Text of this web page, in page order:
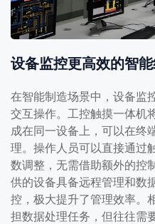
设备监控更高效的智
在智能制造场景中，设备监
交互操作。工控触摸一体机
成在同一设备上，可以在终
理。操作人员可以直接通过
数调整，无需借助额外的控
供的设备具备远程管理和数
控，极大提升了管理效率。
担数据处理任务，但往往需